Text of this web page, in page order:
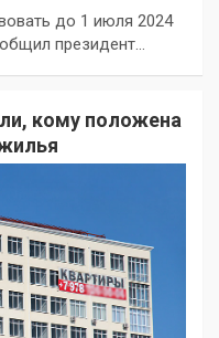
до 1 июля 2024
президент…
кому положена